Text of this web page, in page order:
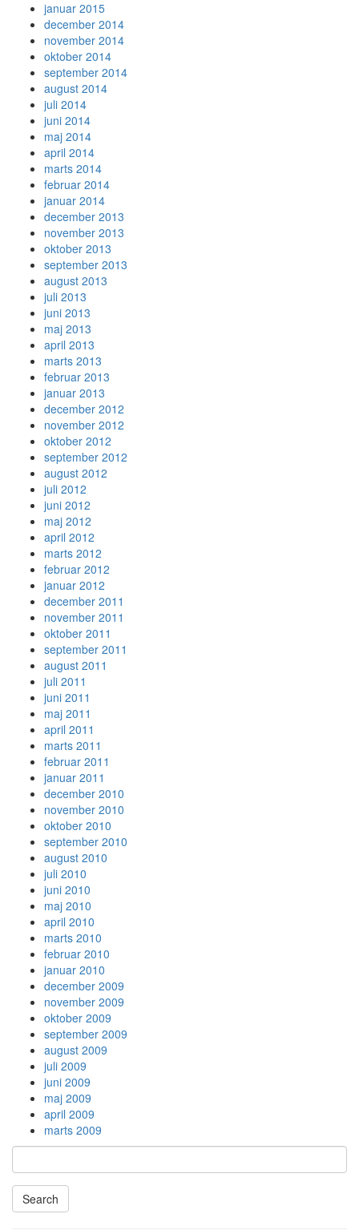
januar 2015
december 2014
november 2014
oktober 2014
september 2014
august 2014
juli 2014
juni 2014
maj 2014
april 2014
marts 2014
februar 2014
januar 2014
december 2013
november 2013
oktober 2013
september 2013
august 2013
juli 2013
juni 2013
maj 2013
april 2013
marts 2013
februar 2013
januar 2013
december 2012
november 2012
oktober 2012
september 2012
august 2012
juli 2012
juni 2012
maj 2012
april 2012
marts 2012
februar 2012
januar 2012
december 2011
november 2011
oktober 2011
september 2011
august 2011
juli 2011
juni 2011
maj 2011
april 2011
marts 2011
februar 2011
januar 2011
december 2010
november 2010
oktober 2010
september 2010
august 2010
juli 2010
juni 2010
maj 2010
april 2010
marts 2010
februar 2010
januar 2010
december 2009
november 2009
oktober 2009
september 2009
august 2009
juli 2009
juni 2009
maj 2009
april 2009
marts 2009
Search